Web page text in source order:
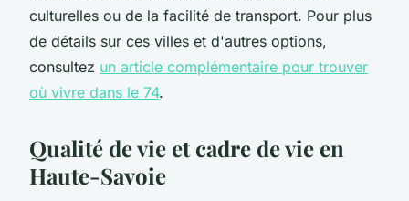
culturelles ou de la facilité de transport. Pour plus
de détails sur ces villes et d'autres options,
consultez un article complémentaire pour trouver
où vivre dans le 74.
Qualité de vie et cadre de vie en
Haute-Savoie